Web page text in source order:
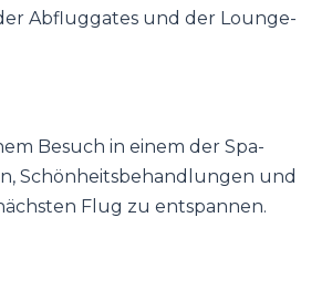
Abfluggates und der Lounge-
Besuch in einem der Spa-
Schönheitsbehandlungen und
Flug zu entspannen.